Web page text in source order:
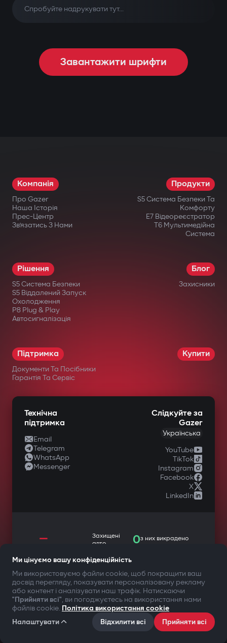
Завантажити шрифти
Компанія
Про Gazer
Наша Історія
Прес-Центр
Зв’язатись З Нами
Продукти
S5 Система Безпеки Та
Комфорту
E7 Відеореєстратор
T6 Мультимедійна
Система
Рішення
S5 Система Безпеки
S5 Віддалений Запуск
Охолодження
P8 Plug & Play
Автосигналізація
Блог
Захисники
Підтримка
Документи Та Посібники
Гарантія Та Сервіс
Купити
Технічна
підтримка
Email
Telegram
WhatsApp
Messenger
Слідкуйте за
Gazer
Українська
YouTube
TikTok
Instagram
Facebook
X
LinkedIn
—
Захищені
авто
0з них викрадено
ТВОЯ БЕЗПЕКА ПЕРЕДУСІМ
©2009-2026Gazer Limited (UK) All rights reserved
Умови користуванняПолітика конфіденційності
Ми цінуємо вашу конфіденційність
Ми використовуємо файли cookie, щоб покращити ваш
досвід перегляду, показувати персоналізовану рекламу
або контент і аналізувати наш трафік. Натискаючи
"Прийняти всі", ви погоджуєтесь на використання нами
файлів cookie. Політика використання cookie
Налаштувати
Відхилити всі Прийняти всі